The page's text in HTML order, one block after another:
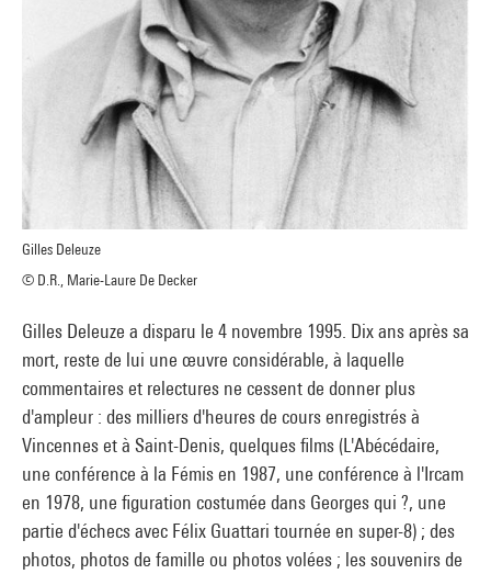
Gilles Deleuze
© D.R., Marie-Laure De Decker
Gilles Deleuze a disparu le 4 novembre 1995. Dix ans après sa
mort, reste de lui une œuvre considérable, à laquelle
commentaires et relectures ne cessent de donner plus
d'ampleur : des milliers d'heures de cours enregistrés à
Vincennes et à Saint-Denis, quelques films (L'Abécédaire,
une conférence à la Fémis en 1987, une conférence à l'Ircam
en 1978, une figuration costumée dans Georges qui ?, une
partie d'échecs avec Félix Guattari tournée en super-8) ; des
photos, photos de famille ou photos volées ; les souvenirs de